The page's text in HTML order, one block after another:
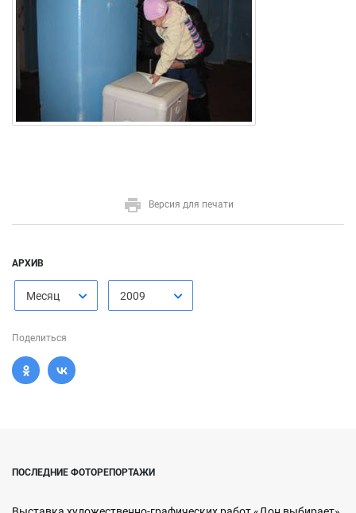
Версия для печати
АРХИВ
Месяц 2009
Поделиться
ПОСЛЕДНИЕ ФОТОРЕПОРТАЖИ